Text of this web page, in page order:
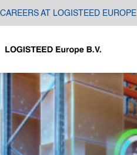
CAREERS AT LOGISTEED EUROPE